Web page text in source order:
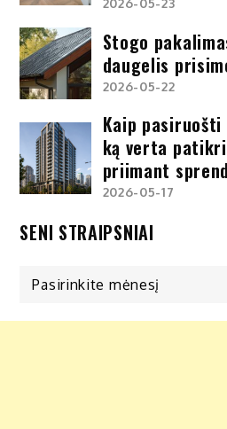
2026-05-23
Stogo
daugelis
2026-05-22
Kaip
ką verta
priimant
2026-05-17
SENI STRAIPSNIAI